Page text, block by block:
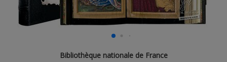
Bibliothèque nationale de France